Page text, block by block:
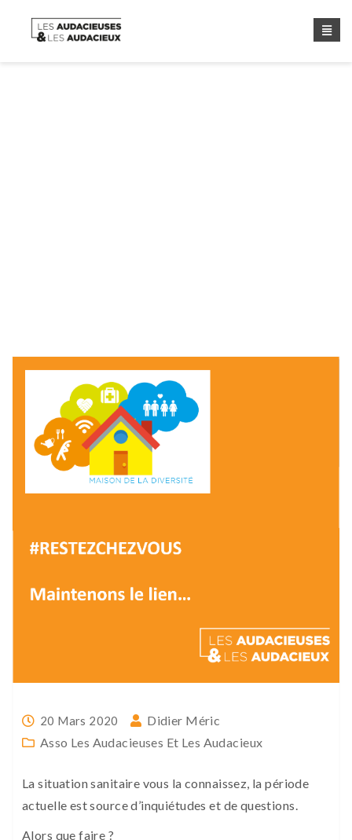
20 Mars 2020
Didier Méric
Asso Les Audacieuses Et Les Audacieux
La situation sanitaire vous la connaissez, la période
actuelle est source d’inquiétudes et de questions.
Alors que faire ?